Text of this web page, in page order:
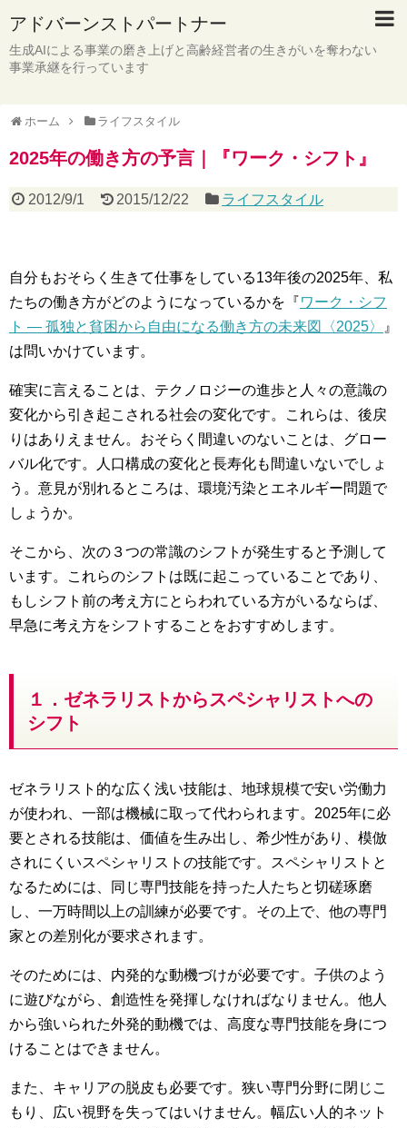
アドバーンストパートナー
生成AIによる事業の磨き上げと高齢経営者の生きがいを奪わない
事業承継を行っています
ホーム ライフスタイル
2025年の働き方の予言｜『ワーク・シフト』
2012/9/1 2015/12/22 ライフスタイル
自分もおそらく生きて仕事をしている13年後の2025年、私
たちの働き方がどのようになっているかを『ワーク・シフ
ト ― 孤独と貧困から自由になる働き方の未来図〈2025〉
』
は問いかけています。
確実に言えることは、テクノロジーの進歩と人々の意識の
変化から引き起こされる社会の変化です。これらは、後戻
りはありえません。おそらく間違いのないことは、グロー
バル化です。人口構成の変化と長寿化も間違いないでしょ
う。意見が別れるところは、環境汚染とエネルギー問題で
しょうか。
そこから、次の３つの常識のシフトが発生すると予測して
います。これらのシフトは既に起こっていることであり、
もしシフト前の考え方にとらわれている方がいるならば、
早急に考え方をシフトすることをおすすめします。
１．ゼネラリストからスペシャリストへの
シフト
ゼネラリスト的な広く浅い技能は、地球規模で安い労働力
が使われ、一部は機械に取って代わられます。2025年に必
要とされる技能は、価値を生み出し、希少性があり、模倣
されにくいスペシャリストの技能です。スペシャリストと
なるためには、同じ専門技能を持った人たちと切磋琢磨
し、一万時間以上の訓練が必要です。その上で、他の専門
家との差別化が要求されます。
そのためには、内発的な動機づけが必要です。子供のよう
に遊びながら、創造性を発揮しなければなりません。他人
から強いられた外発的動機では、高度な専門技能を身につ
けることはできません。
また、キャリアの脱皮も必要です。狭い専門分野に閉じこ
もり、広い視野を失ってはいけません。幅広い人的ネット